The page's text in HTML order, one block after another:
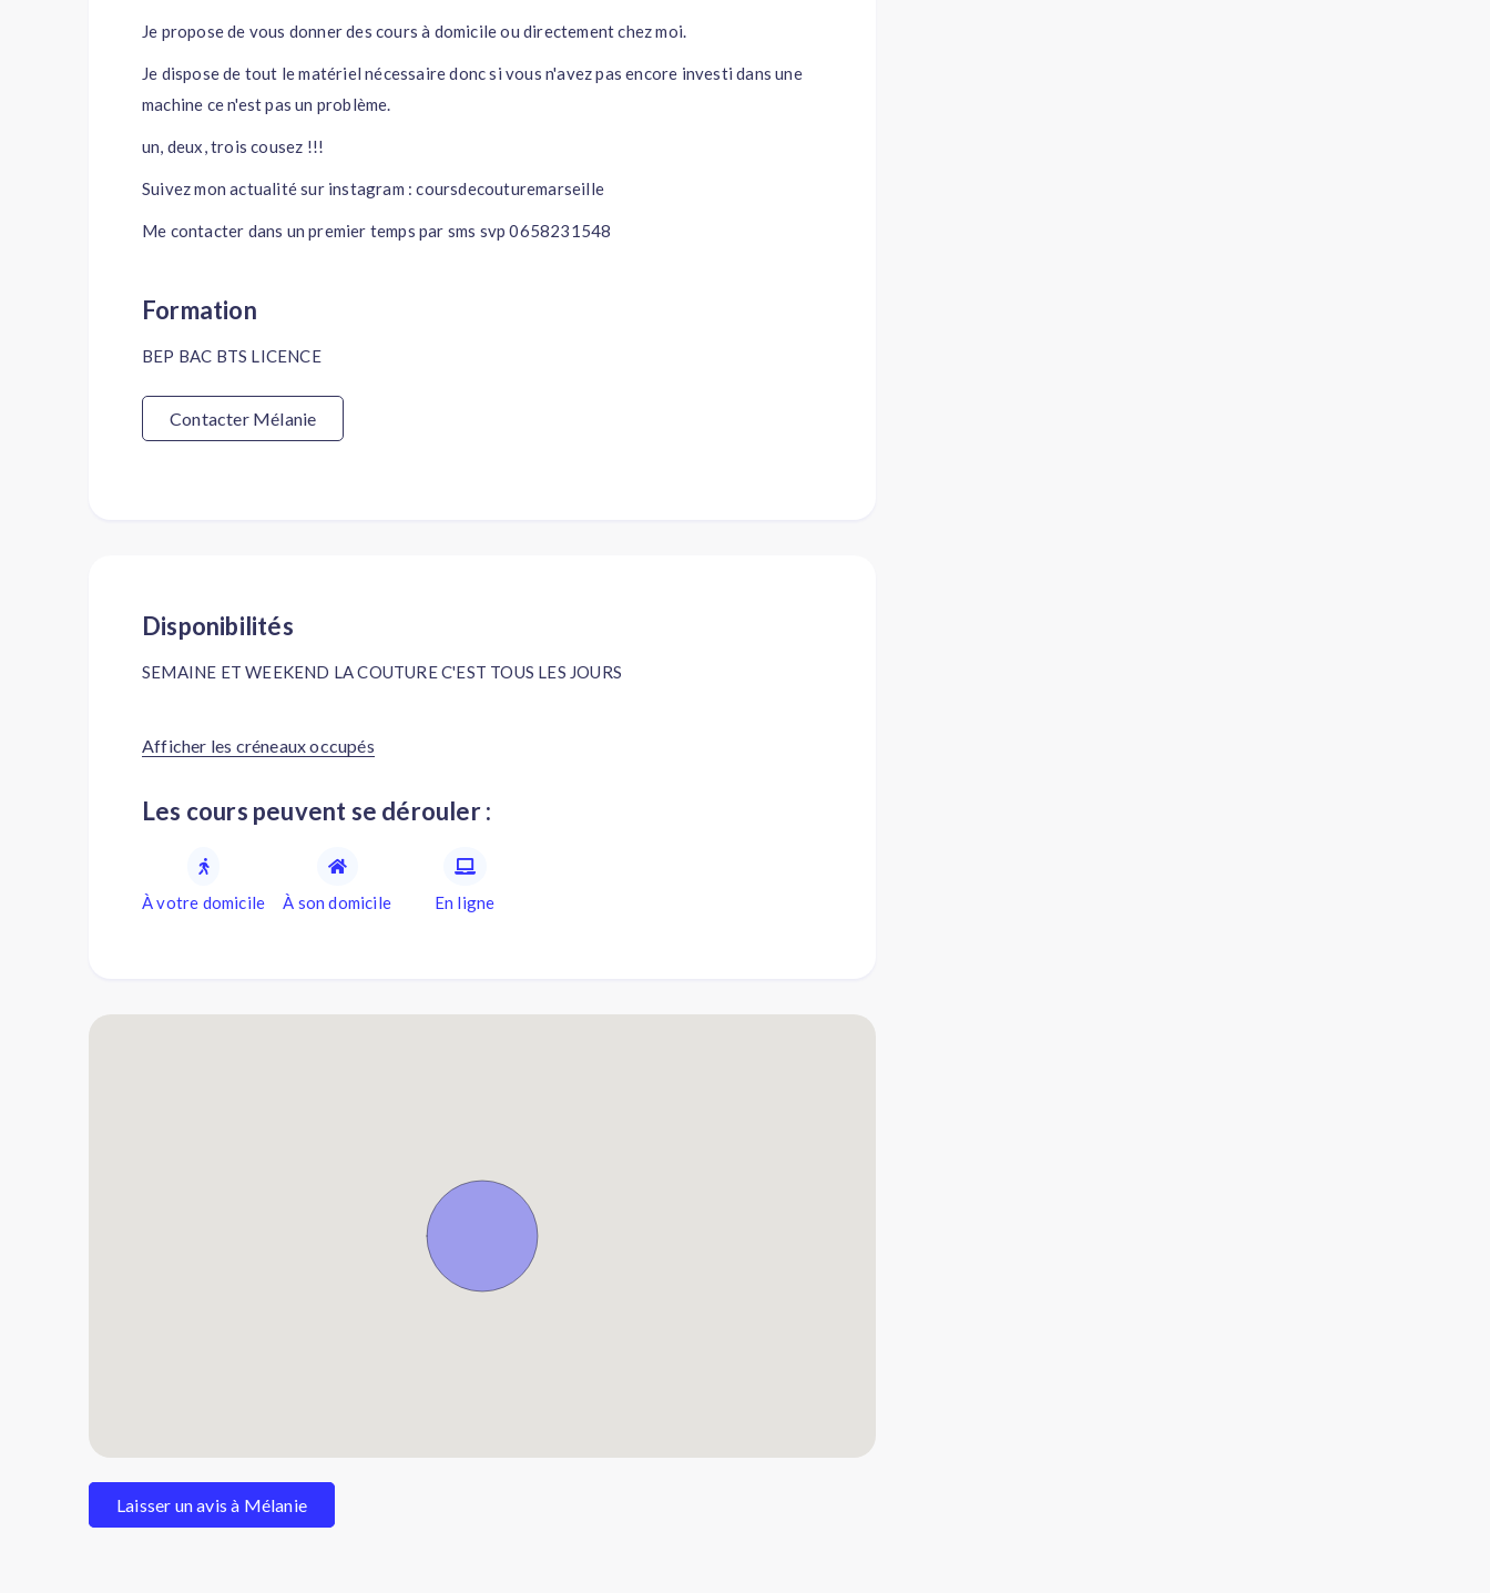
Je propose de vous donner des cours à domicile ou directement chez moi.
Je dispose de tout le matériel nécessaire donc si vous n'avez pas encore investi dans une
machine ce n'est pas un problème.
un, deux, trois cousez !!!
Suivez mon actualité sur instagram : coursdecouturemarseille
Me contacter dans un premier temps par sms svp 0658231548
Formation
BEP BAC BTS LICENCE
Contacter Mélanie
Disponibilités
SEMAINE ET WEEKEND LA COUTURE C'EST TOUS LES JOURS
Afficher les créneaux occupés
Les cours peuvent se dérouler :
À votre domicile À son domicile En ligne
Laisser un avis à Mélanie